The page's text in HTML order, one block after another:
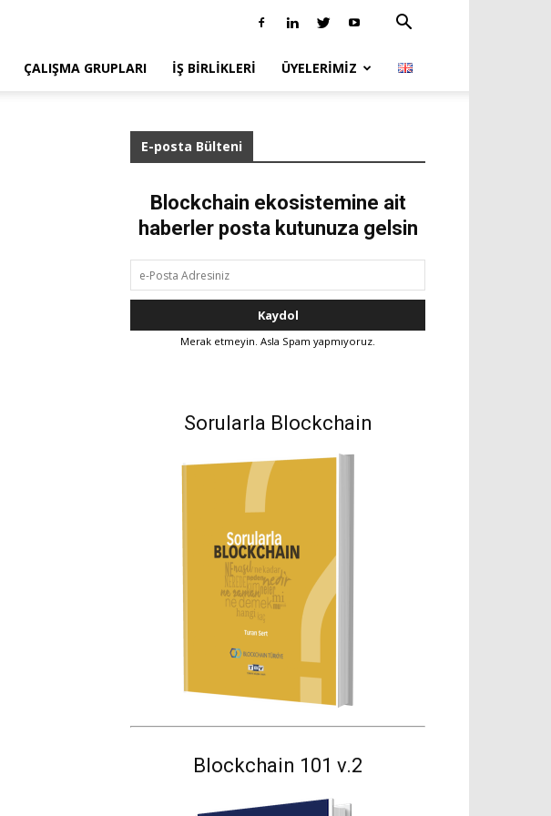
ÇALIŞMA GRUPLARI İŞ BIRLIKLERI ÜYELERIMIZ
E-posta Bülteni
Blockchain ekosistemine ait
haberler posta kutunuza gelsin
Merak etmeyin. Asla Spam yapmıyoruz.
Sorularla Blockchain
Blockchain 101 v.2